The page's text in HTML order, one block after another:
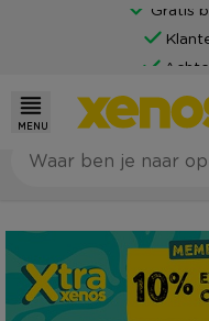
Gratis
MENU